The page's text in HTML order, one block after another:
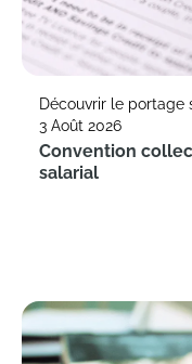
Découvrir le portage
3 Août 2026
Convention
salarial